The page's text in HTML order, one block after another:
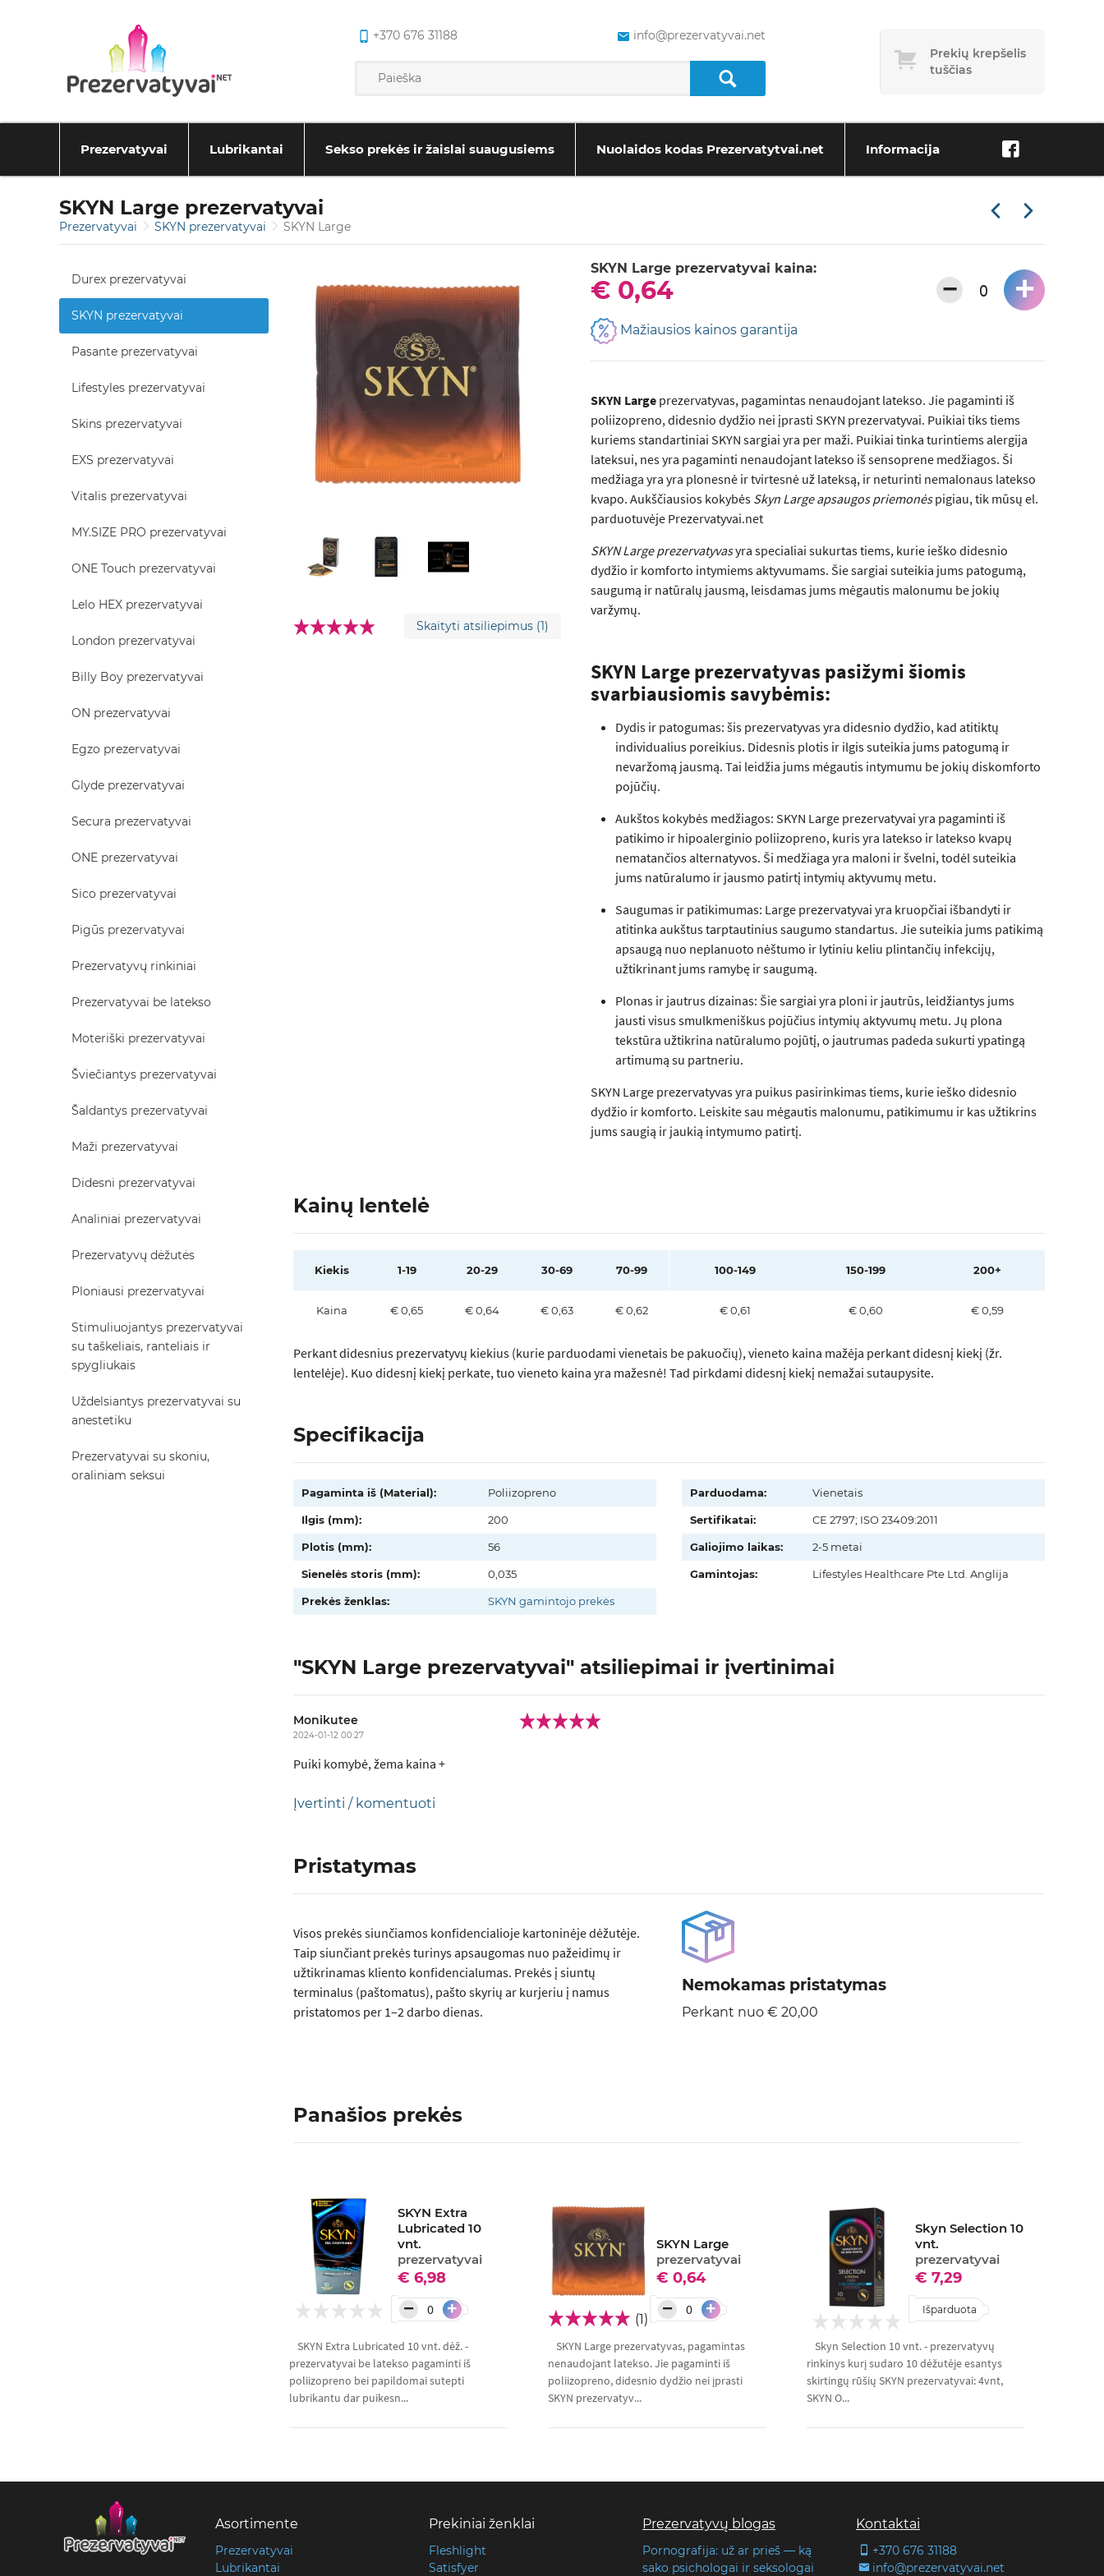
+370 676 31188
info@prezervatyvai.net
Prekių krepšelis
tuščias
Prezervatyvai Lubrikantai Sekso prekės ir žaislai suaugusiems Nuolaidos kodas Prezervatytvai.net Informacija
SKYN Large prezervatyvai
Prezervatyvai SKYN prezervatyvai SKYN Large
Durex prezervatyvai
SKYN prezervatyvai
Pasante prezervatyvai
Lifestyles prezervatyvai
Skins prezervatyvai
EXS prezervatyvai
Vitalis prezervatyvai
MY.SIZE PRO prezervatyvai
ONE Touch prezervatyvai
Lelo HEX prezervatyvai
London prezervatyvai
Billy Boy prezervatyvai
ON prezervatyvai
Egzo prezervatyvai
Glyde prezervatyvai
Secura prezervatyvai
ONE prezervatyvai
Sico prezervatyvai
Pigūs prezervatyvai
Prezervatyvų rinkiniai
Prezervatyvai be latekso
Moteriški prezervatyvai
Šviečiantys prezervatyvai
Šaldantys prezervatyvai
Maži prezervatyvai
Didesni prezervatyvai
Analiniai prezervatyvai
Prezervatyvų dėžutės
Ploniausi prezervatyvai
Stimuliuojantys prezervatyvai
su taškeliais, ranteliais ir
spygliukais
Uždelsiantys prezervatyvai su
anestetiku
Prezervatyvai su skoniu,
oraliniam seksui
Skaityti atsiliepimus (1)
SKYN Large prezervatyvai kaina:
€ 0,64 − +
Mažiausios kainos garantija
SKYN Largeprezervatyvas, pagamintas nenaudojant latekso. Jie pagaminti iš
poliizopreno, didesnio dydžio nei įprasti SKYN prezervatyvai. Puikiai tiks tiems
kuriems standartiniai SKYN sargiai yra per maži. Puikiai tinka turintiems alergija
lateksui, nes yra pagaminti nenaudojant latekso iš sensoprene medžiagos. Ši
medžiaga yra yra plonesnė ir tvirtesnė už lateksą, ir neturinti nemalonaus latekso
kvapo. Aukščiausios kokybės Skyn Large apsaugos priemonėspigiau, tik mūsų el.
parduotuvėje Prezervatyvai.net
SKYN Large prezervatyvasyra specialiai sukurtas tiems, kurie ieško didesnio
dydžio ir komforto intymiems aktyvumams. Šie sargiai suteikia jums patogumą,
saugumą ir natūralų jausmą, leisdamas jums mėgautis malonumu be jokių
varžymų.
SKYN Large prezervatyvas pasižymi šiomis
svarbiausiomis savybėmis:
Dydis ir patogumas: šis prezervatyvas yra didesnio dydžio, kad atitiktų
individualius poreikius. Didesnis plotis ir ilgis suteikia jums patogumą ir
nevaržomą jausmą. Tai leidžia jums mėgautis intymumu be jokių diskomforto
pojūčių.
Aukštos kokybės medžiagos: SKYN Large prezervatyvai yra pagaminti iš
patikimo ir hipoalerginio poliizopreno, kuris yra latekso ir latekso kvapų
nematančios alternatyvos. Ši medžiaga yra maloni ir švelni, todėl suteikia
jums natūralumo ir jausmo patirtį intymių aktyvumų metu.
Saugumas ir patikimumas: Large prezervatyvai yra kruopčiai išbandyti ir
atitinka aukštus tarptautinius saugumo standartus. Jie suteikia jums patikimą
apsaugą nuo neplanuoto nėštumo ir lytiniu keliu plintančių infekcijų,
užtikrinant jums ramybę ir saugumą.
Plonas ir jautrus dizainas: Šie sargiai yra ploni ir jautrūs, leidžiantys jums
jausti visus smulkmeniškus pojūčius intymių aktyvumų metu. Jų plona
tekstūra užtikrina natūralumo pojūtį, o jautrumas padeda sukurti ypatingą
artimumą su partneriu.
SKYN Large prezervatyvas yra puikus pasirinkimas tiems, kurie ieško didesnio
dydžio ir komforto. Leiskite sau mėgautis malonumu, patikimumu ir kas užtikrins
jums saugią ir jaukią intymumo patirtį.
Kainų lentelė
Kiekis 1-19 20-29 30-69 70-99
Kaina € 0,65 € 0,64 € 0,63 € 0,62
100-149 150-199 200+
€ 0,61 € 0,60 € 0,59
Perkant didesnius prezervatyvų kiekius (kurie parduodami vienetais be pakuočių), vieneto kaina mažėja perkant didesnį kiekį (žr.
lentelėje). Kuo didesnį kiekį perkate, tuo vieneto kaina yra mažesnė! Tad pirkdami didesnį kiekį nemažai sutaupysite.
Specifikacija
Pagaminta iš (Material): Poliizopreno
Ilgis (mm): 200
Plotis (mm): 56
Sienelės storis (mm): 0,035
Prekės ženklas: SKYN gamintojo prekės
Parduodama: Vienetais
Sertifikatai: CE 2797; ISO 23409:2011
Galiojimo laikas: 2-5 metai
Gamintojas: Lifestyles Healthcare Pte Ltd. Anglija
"SKYN Large prezervatyvai" atsiliepimai ir įvertinimai
Monikutee
2024-01-12 00:27
Puiki komybė, žema kaina +
Įvertinti / komentuoti
Pristatymas
Visos prеkės siunčiamos konfidencialioje kartoninėje dėžutėje.
Taip siunčiant prekės turinys apsaugomas nuo pažeidimų ir
užtikrinamas kliento konfidencialumas. Prekės į siuntų
terminalus (paštomatus), pašto skyrių ar kurjeriu į namus
pristatomos per 1–2 darbo dienas.
Nemokamas pristatymas
Perkant nuo € 20,00
Panašios prekės
SKYN Extra
Lubricated 10
vnt.
prezervatyvai
€ 6,98
− +
SKYN Extra Lubricated 10 vnt. dėž. -
prezervatyvai be latekso pagaminti iš
poliizopreno bei papildomai sutepti
lubrikantu dar puikesn...
(1)
SKYN Large
prezervatyvai
€ 0,64
− +
SKYN Large prezervatyvas, pagamintas
nenaudojant latekso. Jie pagaminti iš
poliizopreno, didesnio dydžio nei įprasti
SKYN prezervatyv...
Skyn Selection 10
vnt.
prezervatyvai
€ 7,29
Išparduota
Skyn Selection 10 vnt. - prezervatyvų
rinkinys kurį sudaro 10 dėžutėje esantys
skirtingų rūšių SKYN prezervatyvai: 4vnt,
SKYN O...
Asortimente
Prezervatyvai
Lubrikantai
Prekiniai ženklai
Fleshlight
Satisfyer
Prezervatyvų blogas
Pornografija: už ar prieš — ką
sako psichologai ir seksologai
Kontaktai
+370 676 31188
info@prezervatyvai.net